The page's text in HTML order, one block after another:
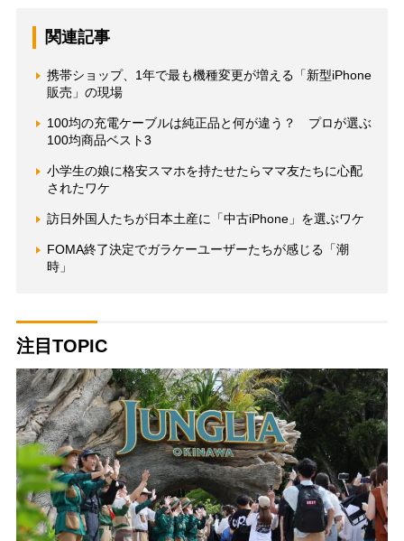
関連記事
携帯ショップ、1年で最も機種変更が増える「新型iPhone
販売」の現場
100均の充電ケーブルは純正品と何が違う？ プロが選ぶ
100均商品ベスト3
小学生の娘に格安スマホを持たせたらママ友たちに心配
されたワケ
訪日外国人たちが日本土産に「中古iPhone」を選ぶワケ
FOMA終了決定でガラケーユーザーたちが感じる「潮
時」
注目TOPIC